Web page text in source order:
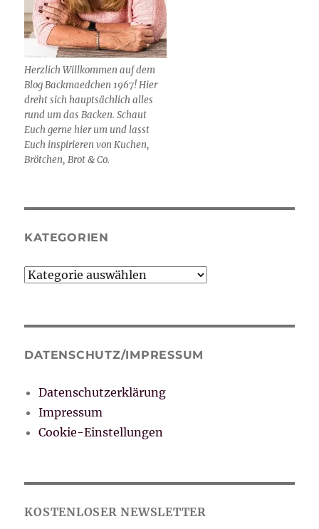
Herzlich Willkommen auf dem
Blog Backmaedchen 1967! Hier
dreht sich hauptsächlich alles
rund um das Backen. Schaut
Euch gerne hier um und lasst
Euch inspirieren von Kuchen,
Brötchen, Brot & Co.
KATEGORIEN
Kategorien
DATENSCHUTZ/IMPRESSUM
Datenschutzerklärung
Impressum
Cookie-Einstellungen